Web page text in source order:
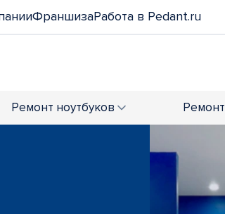
ФраншизаРабота в Pedant.ru
Ремонт ноутбуков Ремонт